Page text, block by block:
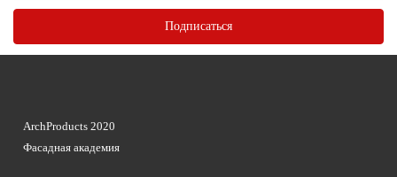
ArchProducts 2020
Фасадная академия